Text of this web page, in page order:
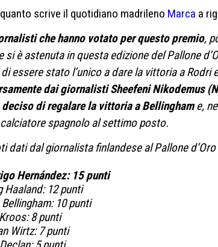
scrive il quotidiano madrileno Marca a
che hanno votato per questo premio,
si è astenuta in questa edizione del Pallone
essere stato l’unico a dare la vittoria a Rodri
dai giornalisti Sheefeni Nikodemus
deciso di regalare la vittoria a Bellinghame,
spagnolo al settimo posto.
dati dal giornalista finlandese al Pallone d’Oro
Hernández: 15 punti
Haaland: 12 punti
10 punti
8 punti
Wirtz: 7 punti